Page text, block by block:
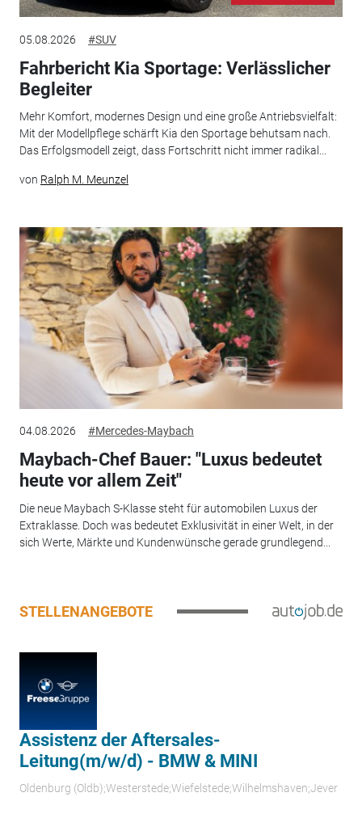
05.08.2026 #SUV
Fahrbericht Kia Sportage: Verlässlicher
Begleiter
Mehr Komfort, modernes Design und eine große Antriebsvielfalt:
Mit der Modellpflege schärft Kia den Sportage behutsam nach.
Das Erfolgsmodell zeigt, dass Fortschritt nicht immer radikal...
von Ralph M. Meunzel
04.08.2026 #Mercedes-Maybach
Maybach-Chef Bauer: "Luxus bedeutet
heute vor allem Zeit"
Die neue Maybach S-Klasse steht für automobilen Luxus der
Extraklasse. Doch was bedeutet Exklusivität in einer Welt, in der
sich Werte, Märkte und Kundenwünsche gerade grundlegend...
STELLENANGEBOTE
Assistenz der Aftersales-
Leitung(m/w/d) - BMW & MINI
Oldenburg (Oldb);Westerstede;Wiefelstede;Wilhelmshaven;Jever